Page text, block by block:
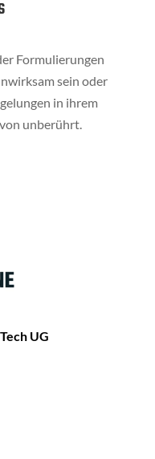
Formulierungen
sein oder
in ihrem
unberührt.
UG